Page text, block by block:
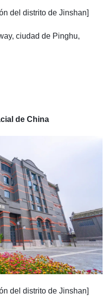
del distrito de Jinshan]
ciudad de Pinghu,
de China
del distrito de Jinshan]